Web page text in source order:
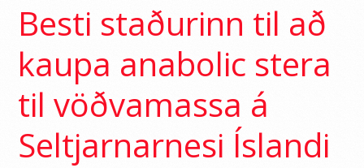
Besti staðurinn til að
kaupa anabolic stera
til vöðvamassa á
Seltjarnarnesi Íslandi